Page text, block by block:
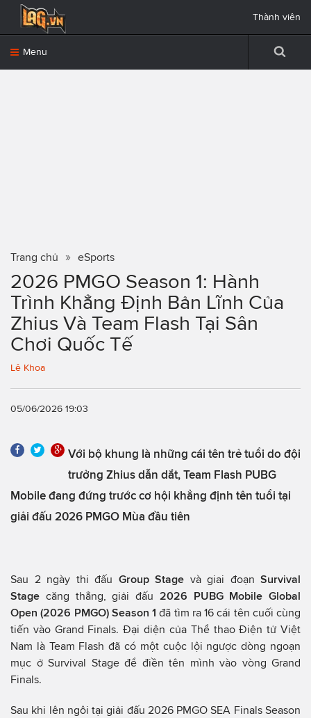
Menu
Thành viên
Trang chủ eSports
2026 PMGO Season 1: Hành
Trình Khẳng Định Bản Lĩnh Của
Zhius Và Team Flash Tại Sân
Chơi Quốc Tế
Lê Khoa
05/06/2026 19:03
Với bộ khung là những cái tên trẻ tuổi do đội
trưởng Zhius dẫn dắt, Team Flash PUBG
Mobile đang đứng trước cơ hội khẳng định tên tuổi tại
giải đấu 2026 PMGO Mùa đầu tiên
Sau 2 ngày thi đấu Group Stage và giai đoạn Survival
Stage căng thẳng, giải đấu 2026 PUBG Mobile Global
Open (2026 PMGO) Season 1đã tìm ra 16 cái tên cuối cùng
tiến vào Grand Finals. Đại diện của Thể thao Điện tử Việt
Nam là Team Flash đã có một cuộc lội ngược dòng ngoạn
mục ở Survival Stage để điền tên mình vào vòng Grand
Finals.
Sau khi lên ngôi tại giải đấu 2026 PMGO SEA Finals Season